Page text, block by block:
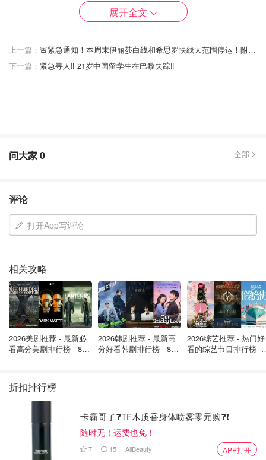
环境局已在英格兰发布102个洪水警报和3个洪水预警。预
计洪灾将影响多个区域，包括湖区的凯西克露营地、卡莱尔
市的伊甸河流域等。大家可以在这里
展开全文
上一篇：
🚨紧急通知！本周末伊丽莎白线和希思罗快线大范围停运！附伦敦希思罗机场交通指南！
下一篇： 紧急寻人‼️ 21岁中国留学生在巴黎失踪‼️
问大家0 全部
评论
打开App写评论
相关攻略
2026美剧推荐 - 最新必
看高分美剧排行榜 - 8月
2026韩剧推荐 - 最新高
分好看韩剧排行榜 - 8月
2026综艺推荐 - 热门好
看的综艺节目排行榜 -
折扣排行榜
卡霸哥了❓TF木质香身体喷雾零元购❓❗
随时无！运费也免！
7 15 AllBeauty APP打开